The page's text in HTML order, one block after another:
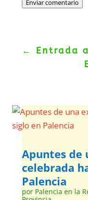
Enviar comentario
← Entrada
Apuntes de
celebrada
Palencia
por Palencia en la